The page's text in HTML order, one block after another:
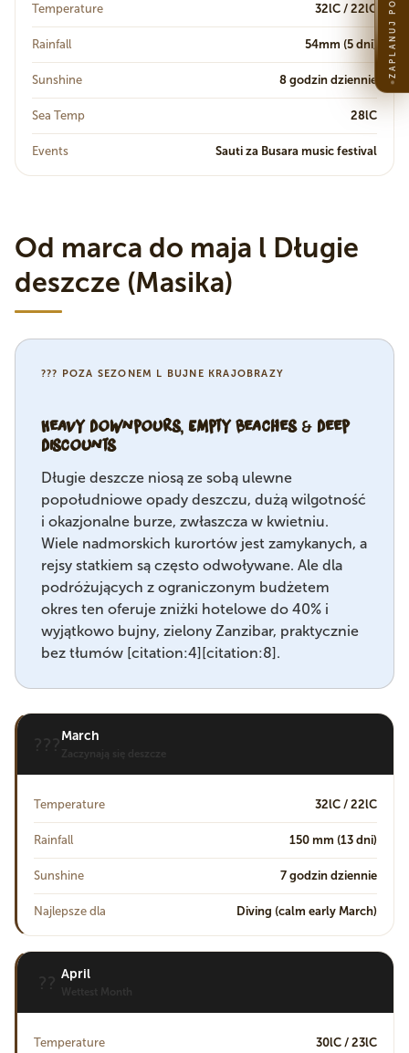
Temperature 32lC / 22lC
Rainfall 54mm (5 dni)
Sunshine 8 godzin dziennie
Sea Temp 28lC
Events Sauti za Busara music festival
Od marca do maja l Długie
deszcze (Masika)
??? POZA SEZONEM L BUJNE KRAJOBRAZY
Heavy Downpours, Empty Beaches & Deep
Discounts
Długie deszcze niosą ze sobą ulewne
popołudniowe opady deszczu, dużą wilgotność
i okazjonalne burze, zwłaszcza w kwietniu.
Wiele nadmorskich kurortów jest zamykanych, a
rejsy statkiem są często odwoływane. Ale dla
podróżujących z ograniczonym budżetem
okres ten oferuje zniżki hotelowe do 40% i
wyjątkowo bujny, zielony Zanzibar, praktycznie
bez tłumów [citation:4][citation:8].
??? March
Zaczynają się deszcze
Temperature 32lC / 22lC
Rainfall 150 mm (13 dni)
Sunshine 7 godzin dziennie
Najlepsze dla Diving (calm early March)
?? April
Wettest Month
Temperature 30lC / 23lC